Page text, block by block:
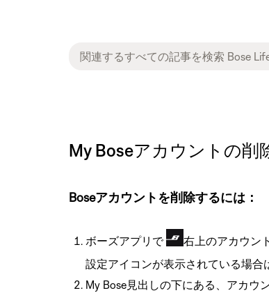
My Boseアカウントの削
Boseアカウントを削除するには：
ボーズアプリで 右上のアカウン
設定アイコンが表示されている場合
My Bose見出しの下にある、アカウ